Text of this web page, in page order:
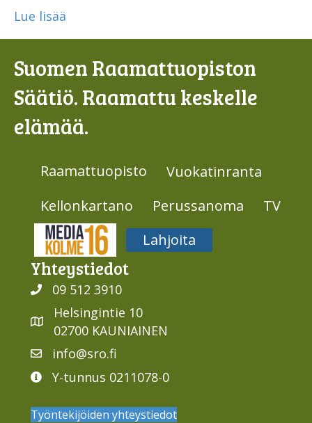
Lue lisää
Suomen Raamattuopiston
Säätiö. Raamattu keskelle
elämää.
Raamattuopisto
Vuokatinranta
Kellonkartano
Perussanoma
TV
Media316
Lahjoita
Yhteys­tiedot
09 512 3910
Helsingintie 10
02700 KAUNIAINEN
info@sro.fi
Y-tunnus 0211078-0
Työntekijöiden yhteystiedot